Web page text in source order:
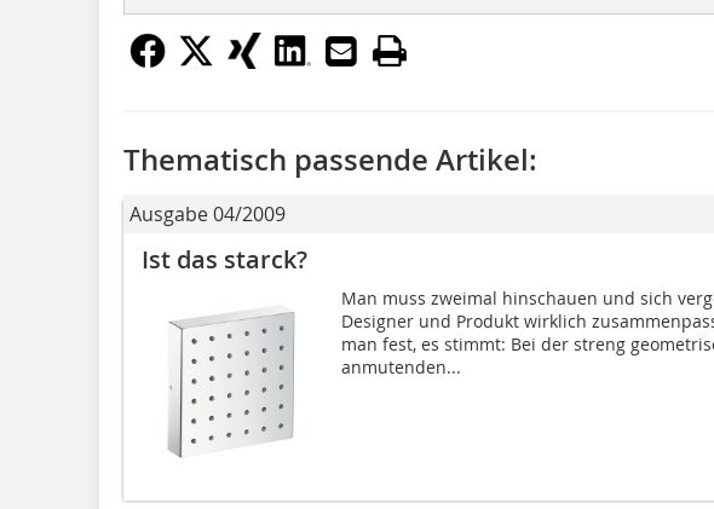
Thematisch passende Artikel:
Ausgabe 04/2009
Ist das starck?
Man muss zweimal hinschauen und sich
Designer und Produkt wirklich
man fest, es stimmt: Bei der streng
anmuten­den...